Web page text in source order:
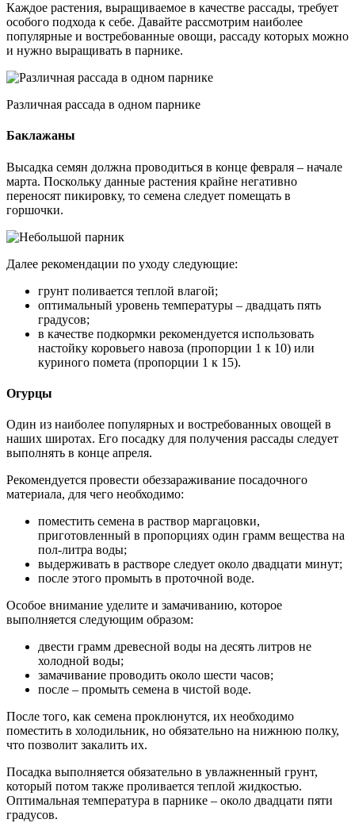
Каждое растения, выращиваемое в качестве рассады, требует
особого подхода к себе. Давайте рассмотрим наиболее
популярные и востребованные овощи, рассаду которых можно
и нужно выращивать в парнике.
Различная рассада в одном парнике
Баклажаны
Высадка семян должна проводиться в конце февраля – начале
марта. Поскольку данные растения крайне негативно
переносят пикировку, то семена следует помещать в
горшочки.
Далее рекомендации по уходу следующие:
грунт поливается теплой влагой;
оптимальный уровень температуры – двадцать пять
градусов;
в качестве подкормки рекомендуется использовать
настойку коровьего навоза (пропорции 1 к 10) или
куриного помета (пропорции 1 к 15).
Огурцы
Один из наиболее популярных и востребованных овощей в
наших широтах. Его посадку для получения рассады следует
выполнять в конце апреля.
Рекомендуется провести обеззараживание посадочного
материала, для чего необходимо:
поместить семена в раствор маргацовки,
приготовленный в пропорциях один грамм вещества на
пол-литра воды;
выдерживать в растворе следует около двадцати минут;
после этого промыть в проточной воде.
Особое внимание уделите и замачиванию, которое
выполняется следующим образом:
двести грамм древесной воды на десять литров не
холодной воды;
замачивание проводить около шести часов;
после – промыть семена в чистой воде.
После того, как семена проклюнутся, их необходимо
поместить в холодильник, но обязательно на нижнюю полку,
что позволит закалить их.
Посадка выполняется обязательно в увлажненный грунт,
который потом также проливается теплой жидкостью.
Оптимальная температура в парнике – около двадцати пяти
градусов.